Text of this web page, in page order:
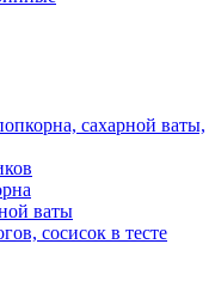
сахарной ваты,
ваты
сосисок в тесте